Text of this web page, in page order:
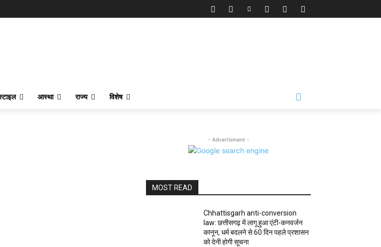
आस्था राज्य विशेष
- Advertisment -
MOST READ
Chhattisgarh anti-conversion
law: छत्तीसगढ़ में लागू हुआ एंटी-कनवर्जन
कानून, धर्म बदलने से 60 दिन पहले प्रशासन
को देनी होगी सूचना